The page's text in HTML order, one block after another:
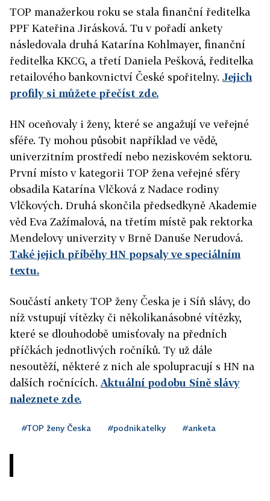
TOP manažerkou roku se stala finanční ředitelka
PPF Kateřina Jirásková. Tu v pořadí ankety
následovala druhá Katarína Kohlmayer, finanční
ředitelka KKCG, a třetí Daniela Pešková, ředitelka
retailového bankovnictví České spořitelny. Jejich
profily si můžete přečíst zde.
HN oceňovaly i ženy, které se angažují ve veřejné
sféře. Ty mohou působit například ve vědě,
univerzitním prostředí nebo neziskovém sektoru.
První místo v kategorii TOP žena veřejné sféry
obsadila Katarína Vlčková z Nadace rodiny
Vlčkových. Druhá skončila předsedkyně Akademie
věd Eva Zažímalová, na třetím místě pak rektorka
Mendelovy univerzity v Brně Danuše Nerudová.
Také jejich příběhy HN popsaly ve speciálním
textu.
Součástí ankety TOP ženy Česka je i Síň slávy, do
níž vstupují vítězky či několikanásobné vítězky,
které se dlouhodobě umisťovaly na předních
příčkách jednotlivých ročníků. Ty už dále
nesoutěží, některé z nich ale spolupracují s HN na
dalších ročnících. Aktuální podobu Síně slávy
naleznete zde.
#TOP ženy Česka #podnikatelky #anketa